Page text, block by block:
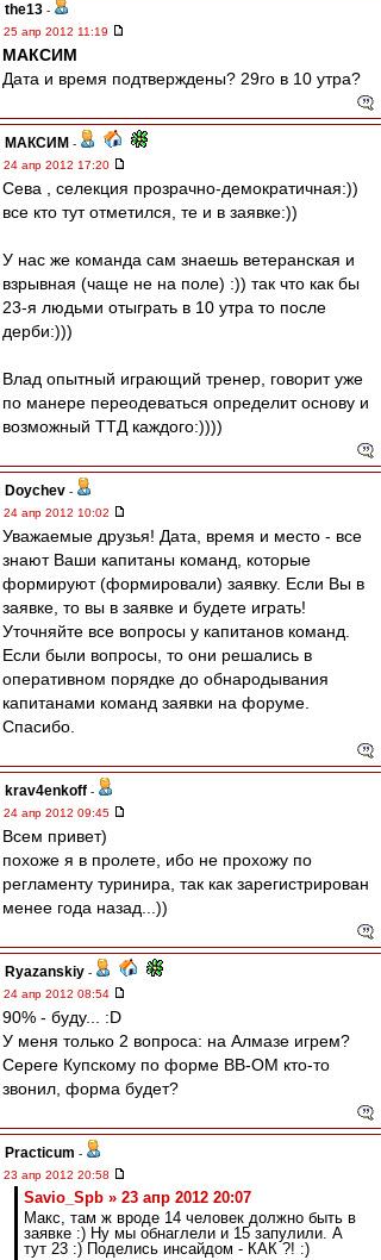
the13 -
25 апр 2012 11:19
МАКСИМ
Дата и время подтверждены? 29го в 10 утра?
МАКСИМ -
24 апр 2012 17:20
Сева , селекция прозрачно-демократичная:))
все кто тут отметился, те и в заявке:))
У нас же команда сам знаешь ветеранская и
взрывная (чаще не на поле) :)) так что как бы
23-я людьми отыграть в 10 утра то после
дерби:)))
Влад опытный играющий тренер, говорит уже
по манере переодеваться определит основу и
возможный ТТД каждого:))))
Doychev -
24 апр 2012 10:02
Уважаемые друзья! Дата, время и место - все
знают Ваши капитаны команд, которые
формируют (формировали) заявку. Если Вы в
заявке, то вы в заявке и будете играть!
Уточняйте все вопросы у капитанов команд.
Если были вопросы, то они решались в
оперативном порядке до обнародывания
капитанами команд заявки на форуме.
Спасибо.
krav4enkoff -
24 апр 2012 09:45
Всем привет)
похоже я в пролете, ибо не прохожу по
регламенту туринира, так как зарегистрирован
менее года назад...))
Ryazanskiy -
24 апр 2012 08:54
90% - буду... :D
У меня только 2 вопроса: на Алмазе игрем?
Сереге Купскому по форме ВВ-ОМ кто-то
звонил, форма будет?
Practicum -
23 апр 2012 20:58
Savio_Spb » 23 апр 2012 20:07
Макс, там ж вроде 14 человек должно быть в
заявке :) Ну мы обнаглели и 15 запулили. А
тут 23 :) Поделись инсайдом - КАК ?! :)